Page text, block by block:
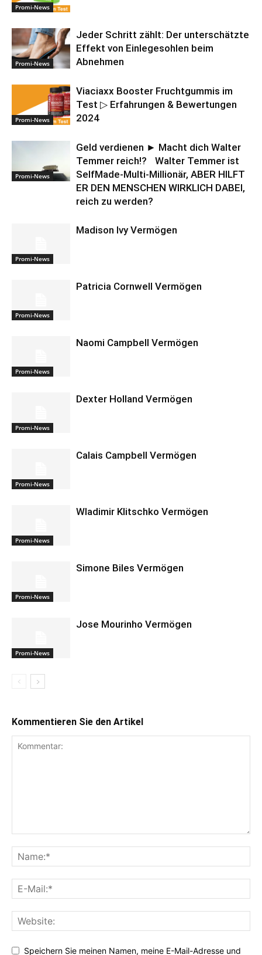
Promi-News
Promi-News
Jeder Schritt zählt: Der unterschätzte
Effekt von Einlegesohlen beim
Abnehmen
Promi-News
Viaciaxx Booster Fruchtgummis im
Test ▷ Erfahrungen & Bewertungen
2024
Promi-News
Geld verdienen ► Macht dich Walter
Temmer reich!? Walter Temmer ist
SelfMade-Multi-Millionär, ABER HILFT
ER DEN MENSCHEN WIRKLICH DABEI,
reich zu werden?
Promi-News
Madison Ivy Vermögen
Promi-News
Patricia Cornwell Vermögen
Promi-News
Naomi Campbell Vermögen
Promi-News
Dexter Holland Vermögen
Promi-News
Calais Campbell Vermögen
Promi-News
Wladimir Klitschko Vermögen
Promi-News
Simone Biles Vermögen
Promi-News
Jose Mourinho Vermögen
Kommentieren Sie den Artikel
Speichern Sie meinen Namen, meine E-Mail-Adresse und